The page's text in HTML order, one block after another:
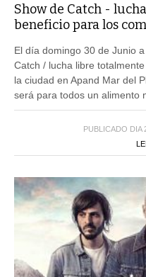
Show de Catch -
beneficio para los
El día domingo 30 de Junio
Catch / lucha libre
la ciudad en Apand Mar del
será para todos un alimento
PUBLICADO DIA